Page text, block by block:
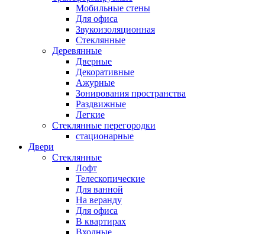
Мобильные стены
Для офиса
Звукоизоляционная
Стеклянные
Деревянные
Дверные
Декоративные
Ажурные
Зонирования пространства
Раздвижные
Легкие
Стеклянные перегородки
стационарные
Двери
Стеклянные
Лофт
Телескопические
Для ванной
На веранду
Для офиса
В квартирах
Входные